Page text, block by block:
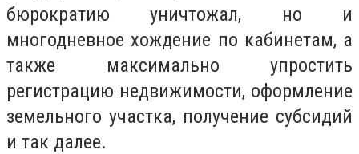
бюрократию уничтожал, но и
многодневное хождение по кабинетам, а
также максимально упростить
регистрацию недвижимости, оформление
земельного участка, получение субсидий
и так далее.